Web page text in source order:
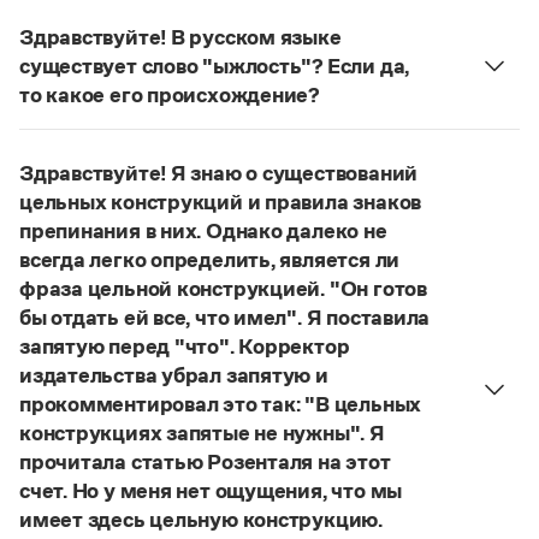
Правила русской орфографии и пунктуации
Русский язык. Краткий теоретический курс
для школьников
Письмовник
Справочник по пунктуации
Словарь-справочник трудностей
Справочник по фразеологии
Азбучные истины
Словарь-справочник непростые слова
Все справочники портала
Журнал
Новости и события
Словарь русских имён
Словарь методических терминов
(1956)
Здравствуйте! В русском языке
существует слово "ыжлость"? Если да,
то какое его происхождение?
Нет, не существует и не существовало. Это
Страница ответа
Здравствуйте! Я знаю о существований
цельных конструкций и правила знаков
препинания в них. Однако далеко не
всегда легко определить, является ли
фраза цельной конструкцией. "Он готов
бы отдать ей все, что имел". Я поставила
запятую перед "что". Корректор
издательства убрал запятую и
прокомментировал это так: "В цельных
конструкциях запятые не нужны". Я
прочитала статью Розенталя на этот
счет. Но у меня нет ощущения, что мы
имеет здесь цельную конструкцию.